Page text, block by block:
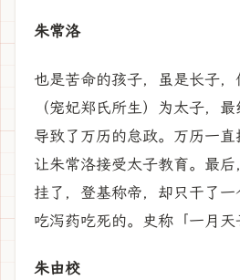
朱常洛
也是苦命的孩子，虽是长子
（宠妃郑氏所生）为太子，
导致了万历的怠政。万历一
让朱常洛接受太子教育。最
挂了，登基称帝，却只干了
吃泻药吃死的。史称「一月天
朱由校